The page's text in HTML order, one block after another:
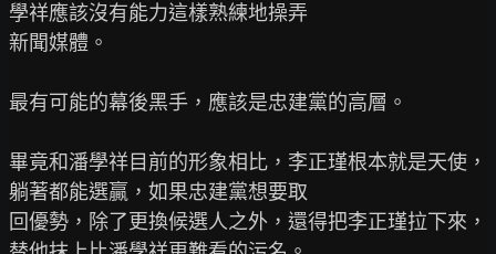
學祥應該沒有能力這樣熟練地操弄
新聞媒體。
最有可能的幕後黑手，應該是忠建黨的高層。
畢竟和潘學祥目前的形象相比，李正瑾根本就是天使，
躺著都能選贏，如果忠建黨想要取
回優勢，除了更換候選人之外，還得把李正瑾拉下來，